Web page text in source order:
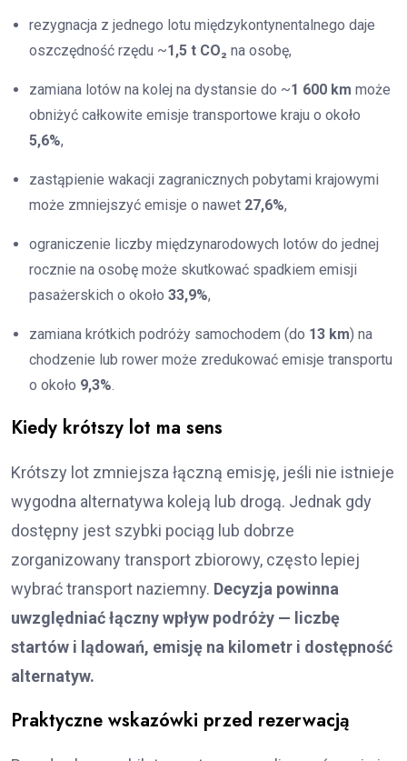
rezygnacja z jednego lotu międzykontynentalnego daje
oszczędność rzędu ~1,5 t CO₂ na osobę,
zamiana lotów na kolej na dystansie do ~1 600 km może
obniżyć całkowite emisje transportowe kraju o około
5,6%,
zastąpienie wakacji zagranicznych pobytami krajowymi
może zmniejszyć emisje o nawet 27,6%,
ograniczenie liczby międzynarodowych lotów do jednej
rocznie na osobę może skutkować spadkiem emisji
pasażerskich o około 33,9%,
zamiana krótkich podróży samochodem (do 13 km) na
chodzenie lub rower może zredukować emisje transportu
o około 9,3%
Kiedy krótszy lot ma sens
Krótszy lot zmniejsza łączną emisję, jeśli nie istnieje
wygodna alternatywa koleją lub drogą. Jednak gdy
dostępny jest szybki pociąg lub dobrze
zorganizowany transport zbiorowy, często lepiej
wybrać transport naziemny. Decyzja powinna
uwzględniać łączny wpływ podróży — liczbę
startów i lądowań, emisję na kilometr i dostępność
alternatyw.
Praktyczne wskazówki przed rezerwacją